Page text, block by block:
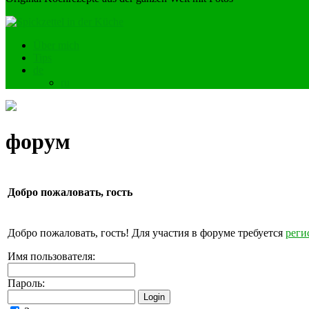
форум
Добро пожаловать, гость
Добро пожаловать, гость! Для участия в форуме требуется
Имя пользователя:
Пароль: